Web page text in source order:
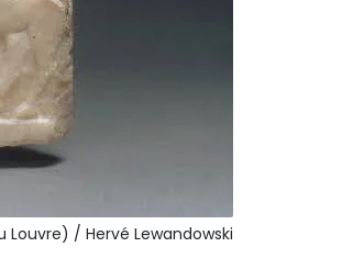
Louvre) / Hervé Lewandowski